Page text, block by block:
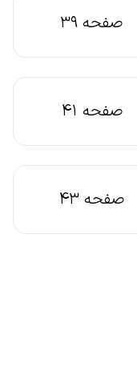
صفحه 39
صفحه 41
صفحه 43